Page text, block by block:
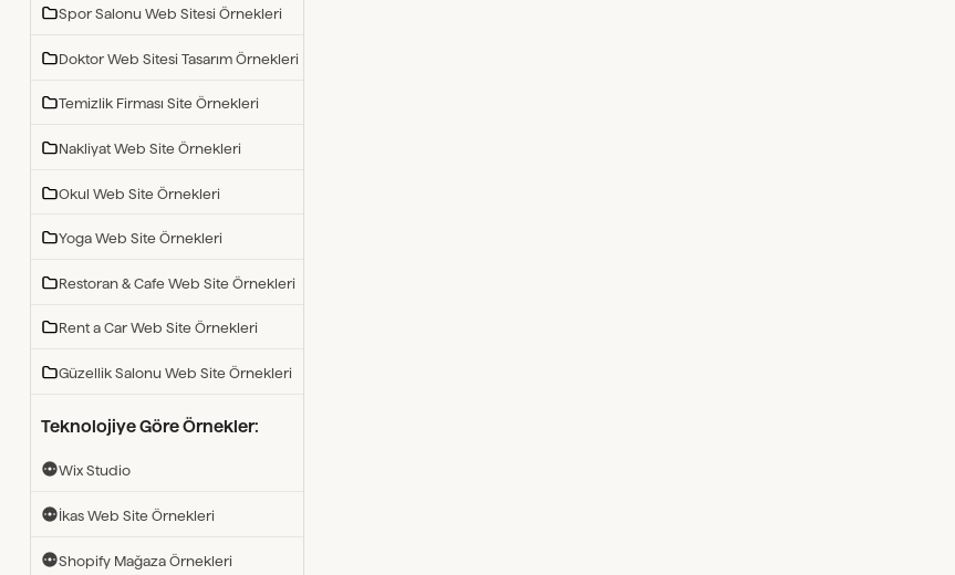
Spor Salonu Web Sitesi Örnekleri
Doktor Web Sitesi Tasarım Örnekleri
Temizlik Firması Site Örnekleri
Nakliyat Web Site Örnekleri
Okul Web Site Örnekleri
Yoga Web Site Örnekleri
Restoran & Cafe Web Site Örnekleri
Rent a Car Web Site Örnekleri
Güzellik Salonu Web Site Örnekleri
Teknolojiye Göre Örnekler:
Wix Studio
İkas Web Site Örnekleri
Shopify Mağaza Örnekleri